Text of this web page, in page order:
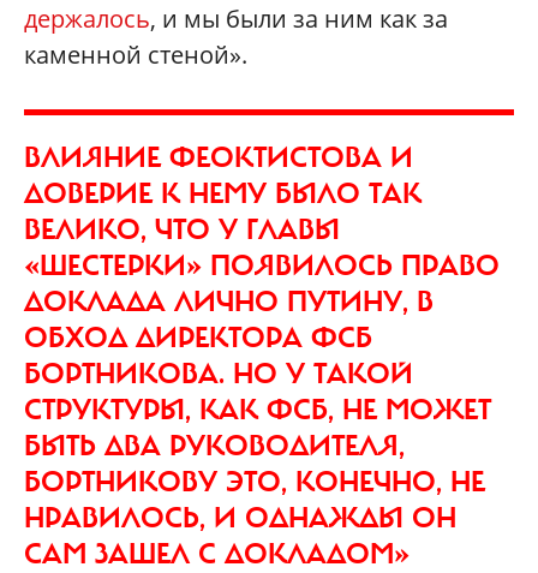
держалось, и мы были за ним как за
каменной стеной».
ВЛИЯНИЕ ФЕОКТИСТОВА И
ДОВЕРИЕ К НЕМУ БЫЛО ТАК
ВЕЛИКО, ЧТО У ГЛАВЫ
«ШЕСТЕРКИ» ПОЯВИЛОСЬ ПРАВО
ДОКЛАДА ЛИЧНО ПУТИНУ, В
ОБХОД ДИРЕКТОРА ФСБ
БОРТНИКОВА. НО У ТАКОЙ
СТРУКТУРЫ, КАК ФСБ, НЕ МОЖЕТ
БЫТЬ ДВА РУКОВОДИТЕЛЯ,
БОРТНИКОВУ ЭТО, КОНЕЧНО, НЕ
НРАВИЛОСЬ, И ОДНАЖДЫ ОН
САМ ЗАШЕЛ С ДОКЛАДОМ»